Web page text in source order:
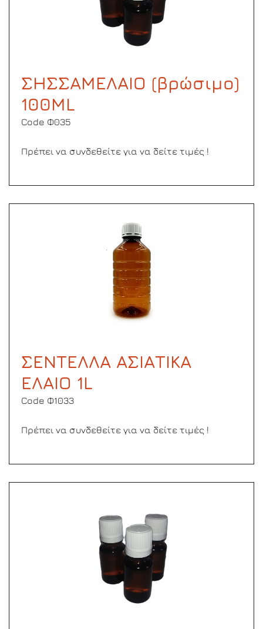
ΣΗΣΣΑΜΕΛΑΙΟ (βρώσιμο)
100ML
Code Φ035
Πρέπει να συνδεθείτε για να δείτε τιμές !
ΣΕΝΤΕΛΛΑ ΑΣΙΑΤΙΚΑ
ΕΛΑΙΟ 1L
Code Φ1033
Πρέπει να συνδεθείτε για να δείτε τιμές !